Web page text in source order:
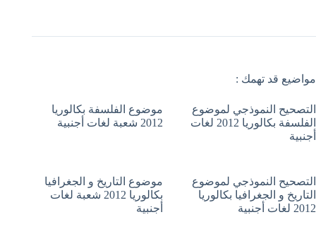
مواضيع قد تهمك :
التصحيح النموذجي لموضوع
الفلسفة بكالوريا 2012 لغات
أجنبية
موضوع الفلسفة بكالوريا
2012 شعبة لغات أجنبية
التصحيح النموذجي لموضوع
التاريخ و الجغرافيا بكالوريا
2012 لغات أجنبية
موضوع التاريخ و الجغرافيا
بكالوريا 2012 شعبة لغات
أجنبية